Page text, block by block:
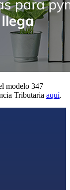
modelo 347
Tributaria aquí.